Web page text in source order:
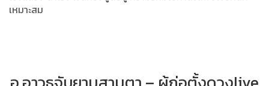
เหมาะสม